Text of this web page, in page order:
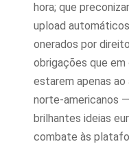
hora; que
upload
onerados por
obrigações que
estarem apenas
norte-americanos
brilhantes ideias
combate às